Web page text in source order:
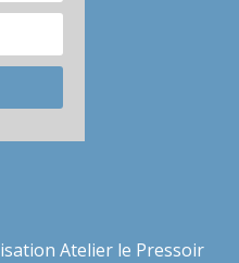
Atelier le Pressoir